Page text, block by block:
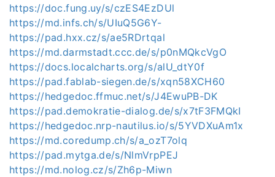
https://doc.fung.uy/s/czES4EzDUl
https://md.infs.ch/s/UIuQ5G6Y-
https://pad.hxx.cz/s/ae5RDrtqal
https://md.darmstadt.ccc.de/s/p0nMQkcVgO
https://docs.localcharts.org/s/alU_dtY0f
https://pad.fablab-siegen.de/s/xqn58XCH60
https://hedgedoc.ffmuc.net/s/J4EwuPB-DK
https://pad.demokratie-dialog.de/s/x7tF3FMQkI
https://hedgedoc.nrp-nautilus.io/s/5YVDXuAm1x
https://md.coredump.ch/s/a_ozT7olq
https://pad.mytga.de/s/NlmVrpPEJ
https://md.nolog.cz/s/Zh6p-Miwn